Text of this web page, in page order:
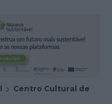
Centro Cultural de